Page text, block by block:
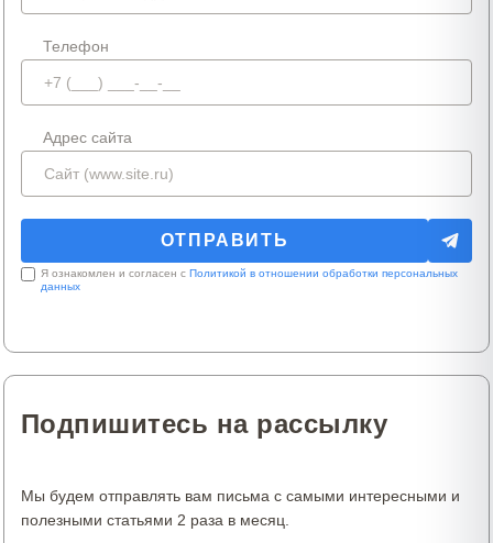
Телефон
Адрес сайта
Я ознакомлен и согласен с Политикой в отношении обработки персональных
данных
Подпишитесь на рассылку
Мы будем отправлять вам письма с самыми интересными и
полезными статьями 2 раза в месяц.